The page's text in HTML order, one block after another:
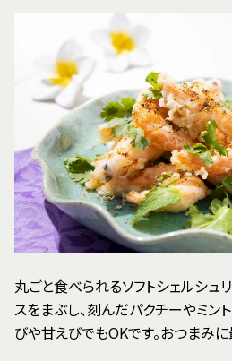
丸ごと食べられるソフトシェルシュ
スをまぶし、刻んだパクチーやミン
びや甘えびでもOKです。おつまみに